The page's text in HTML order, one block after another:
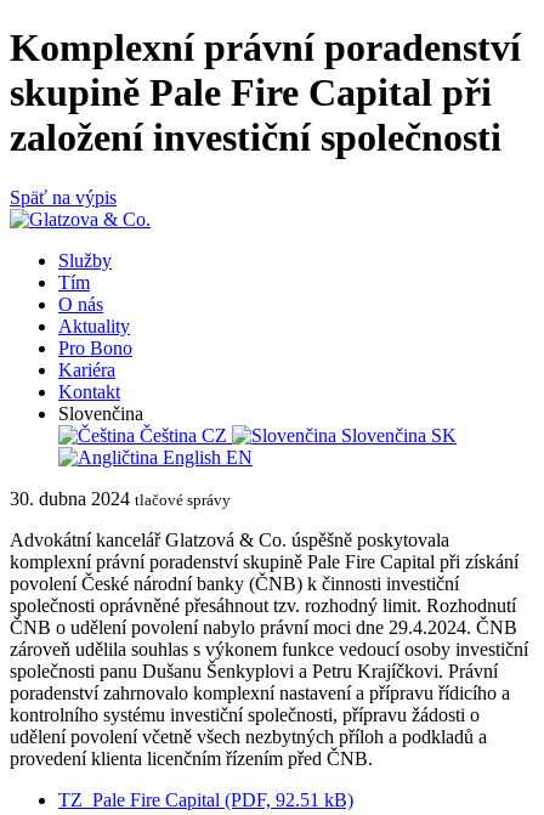
Komplexní právní poradenství
skupině Pale Fire Capital při
založení investiční společnosti
Späť na výpis
Služby
Tím
O nás
Aktuality
Pro Bono
Kariéra
Kontakt
Slovenčina
Čeština CZ Slovenčina SK
English EN
30. dubna 2024 tlačové správy
Advokátní kancelář Glatzová & Co. úspěšně poskytovala
komplexní právní poradenství skupině Pale Fire Capital při získání
povolení České národní banky (ČNB) k činnosti investiční
společnosti oprávněné přesáhnout tzv. rozhodný limit. Rozhodnutí
ČNB o udělení povolení nabylo právní moci dne 29.4.2024. ČNB
zároveň udělila souhlas s výkonem funkce vedoucí osoby investiční
společnosti panu Dušanu Šenkyplovi a Petru Krajíčkovi. Právní
poradenství zahrnovalo komplexní nastavení a přípravu řídicího a
kontrolního systému investiční společnosti, přípravu žádosti o
udělení povolení včetně všech nezbytných příloh a podkladů a
provedení klienta licenčním řízením před ČNB.
TZ_Pale Fire Capital (PDF, 92.51 kB)